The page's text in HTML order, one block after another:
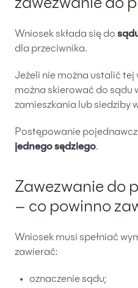
zawezwanie do
Wniosek składa się do
dla przeciwnika.
Jeżeli nie można ustalić tej
można skierować do sądu
zamieszkania lub siedziby
Postępowanie
jednego sędziego.
Zawezwanie do
– co powinno
Wniosek musi spełniać
zawierać:
oznaczenie sądu;